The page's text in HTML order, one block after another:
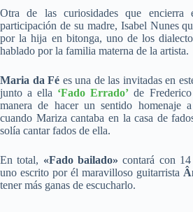
Otra de las curiosidades que encierra
participación de su madre, Isabel Nunes
por la hija en bitonga, uno de los
hablado por la familia materna de la artista.
Maria da Fé es una de las invitadas en
junto a ella ‘Fado Errado’ de
manera de hacer un sentido homenaje
cuando Mariza cantaba en la casa de
solía cantar fados de ella.
En total, «Fado bailado» contará con
uno escrito por él maravilloso guitarrista
tener más ganas de escucharlo.